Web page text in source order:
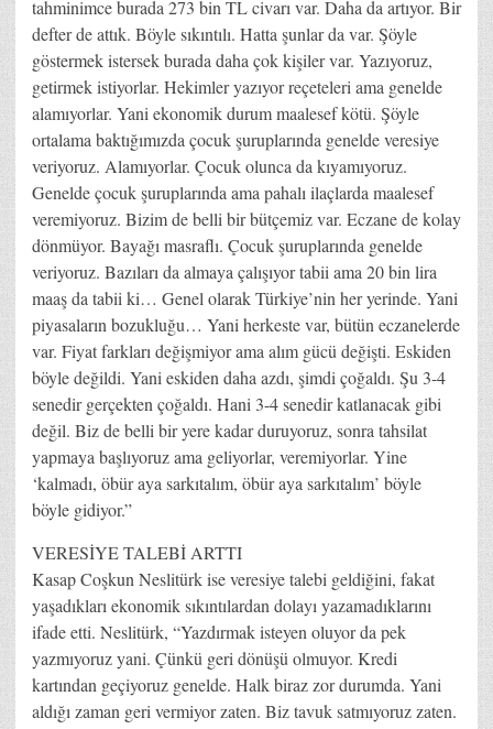
tahminimce burada 273 bin TL civarı var. Daha da artıyor. Bir
defter de attık. Böyle sıkıntılı. Hatta şunlar da var. Şöyle
göstermek istersek burada daha çok kişiler var. Yazıyoruz,
getirmek istiyorlar. Hekimler yazıyor reçeteleri ama genelde
alamıyorlar. Yani ekonomik durum maalesef kötü. Şöyle
ortalama baktığımızda çocuk şuruplarında genelde veresiye
veriyoruz. Alamıyorlar. Çocuk olunca da kıyamıyoruz.
Genelde çocuk şuruplarında ama pahalı ilaçlarda maalesef
veremiyoruz. Bizim de belli bir bütçemiz var. Eczane de kolay
dönmüyor. Bayağı masraflı. Çocuk şuruplarında genelde
veriyoruz. Bazıları da almaya çalışıyor tabii ama 20 bin lira
maaş da tabii ki… Genel olarak Türkiye’nin her yerinde. Yani
piyasaların bozukluğu… Yani herkeste var, bütün eczanelerde
var. Fiyat farkları değişmiyor ama alım gücü değişti. Eskiden
böyle değildi. Yani eskiden daha azdı, şimdi çoğaldı. Şu 3-4
senedir gerçekten çoğaldı. Hani 3-4 senedir katlanacak gibi
değil. Biz de belli bir yere kadar duruyoruz, sonra tahsilat
yapmaya başlıyoruz ama geliyorlar, veremiyorlar. Yine
‘kalmadı, öbür aya sarkıtalım, öbür aya sarkıtalım’ böyle
böyle gidiyor.”
VERESİYE TALEBİ ARTTI
Kasap Coşkun Neslitürk ise veresiye talebi geldiğini, fakat
yaşadıkları ekonomik sıkıntılardan dolayı yazamadıklarını
ifade etti. Neslitürk, “Yazdırmak isteyen oluyor da pek
yazmıyoruz yani. Çünkü geri dönüşü olmuyor. Kredi
kartından geçiyoruz genelde. Halk biraz zor durumda. Yani
aldığı zaman geri vermiyor zaten. Biz tavuk satmıyoruz zaten.